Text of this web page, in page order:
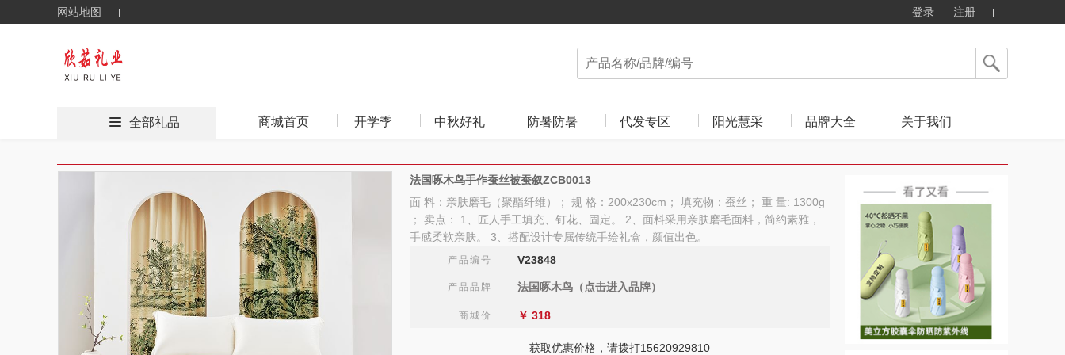
网站地图 登录 注册
全部礼品 商城首页 开学季 中秋好礼 防暑防暑 代发专区 阳光慧采 品牌大全 关于我们
法国啄木鸟手作蚕丝被蚕叙ZCB0013
面 料：亲肤磨毛（聚酯纤维）； 规 格：200x230cm； 填充物：蚕丝； 重 量: 1300g
； 卖点： 1、匠人手工填充、钉花、固定。 2、面料采用亲肤磨毛面料，简约素雅，
手感柔软亲肤。 3、搭配设计专属传统手绘礼盒，颜值出色。
产品编号 V23848
产品品牌 法国啄木鸟（点击进入品牌）
商城价 ￥ 318
获取优惠价格，请拨打15620929810